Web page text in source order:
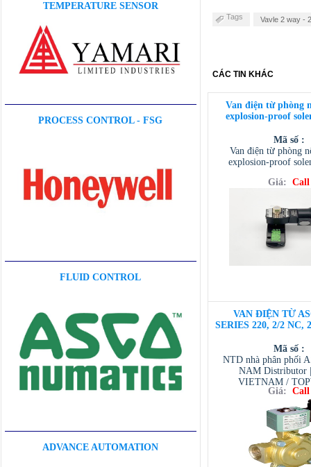
TEMPERATURE SENSOR
PROCESS CONTROL - FSG
FLUID CONTROL
ADVANCE AUTOMATION
Tags Vavle 2 way -
CÁC TIN KHÁC
Van điện từ phòng
explosion-proof
Mã số :
Van điện từ phòng
explosion-proof
Giá: Call
VAN ĐIỆN TỪ
SERIES 220, 2/2 NC,
Mã số :
NTD nhà phân phối
NAM Distributor
VIETNAM /
VIETNAM /
/ TESCOM
Giá: Call